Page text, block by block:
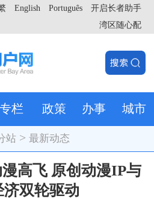
开启长者助手
Português
English
湾区随心配
栏 政策 办事 城市
站 >最新动态
高飞 原创动漫IP与
济双轮驱动